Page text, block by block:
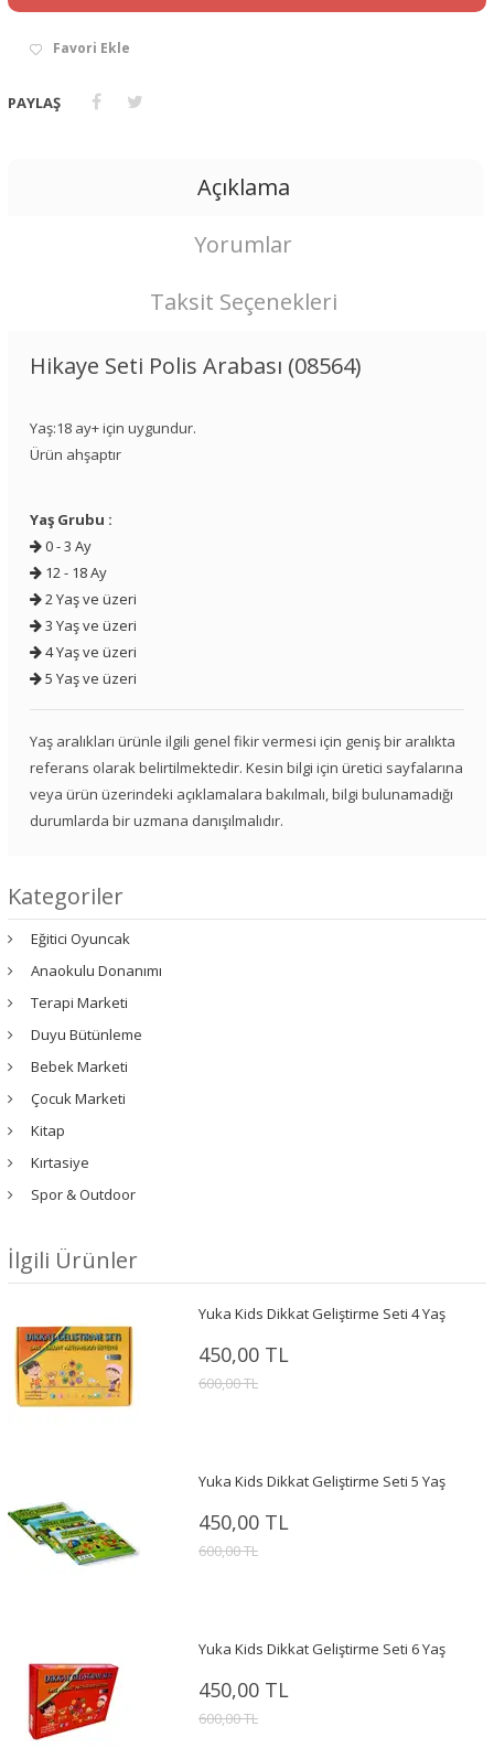
Favori Ekle
PAYLAŞ
Açıklama
Yorumlar
Taksit Seçenekleri
Hikaye Seti Polis Arabası (08564)
Yaş:18 ay+ için uygundur.
Ürün ahşaptır
Yaş Grubu :
0 - 3 Ay
12 - 18 Ay
2 Yaş ve üzeri
3 Yaş ve üzeri
4 Yaş ve üzeri
5 Yaş ve üzeri
Yaş aralıkları ürünle ilgili genel fikir vermesi için geniş bir aralıkta
referans olarak belirtilmektedir. Kesin bilgi için üretici sayfalarına
veya ürün üzerindeki açıklamalara bakılmalı, bilgi bulunamadığı
durumlarda bir uzmana danışılmalıdır.
Kategoriler
Eğitici Oyuncak
Anaokulu Donanımı
Terapi Marketi
Duyu Bütünleme
Bebek Marketi
Çocuk Marketi
Kitap
Kırtasiye
Spor & Outdoor
İlgili Ürünler
Yuka Kids Dikkat Geliştirme Seti 4 Yaş
450,00 TL
600,00 TL
Yuka Kids Dikkat Geliştirme Seti 5 Yaş
450,00 TL
600,00 TL
Yuka Kids Dikkat Geliştirme Seti 6 Yaş
450,00 TL
600,00 TL